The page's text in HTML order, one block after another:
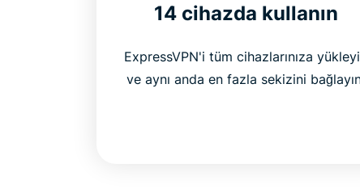
14 cihazda kullanın
ExpressVPN'i tüm cihazlarınıza
ve aynı anda en fazla sekizini